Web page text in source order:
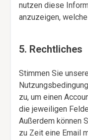
nutzen diese
anzuzeigen,
5. Rechtliches
Stimmen Sie
zu, um einen
die jeweiligen
Außerdem können
zu Zeit eine Email